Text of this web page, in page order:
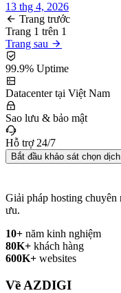
13 thg 4, 2026
Trang trước
Trang 1 trên 1
Trang sau
99.9% Uptime
Datacenter tại Việt Nam
Sao lưu & bảo mật
Hỗ trợ 24/7
Bắt đầu khảo sát chọn
Giải pháp hosting chuyên
ưu.
10+ năm kinh nghiệm
80K+ khách hàng
600K+ websites
Về AZDIGI